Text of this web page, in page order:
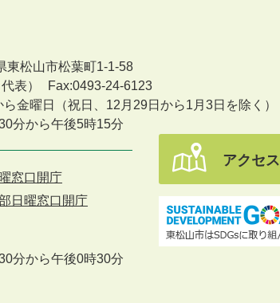
松山市松葉町1-1-58
表）
Fax:0493-24-6123
金曜日
（祝日、12月29日から1月3日を除く）
分から午後5時15分
窓口開庁
日曜窓口開庁
分から午後0時30分
アクセス